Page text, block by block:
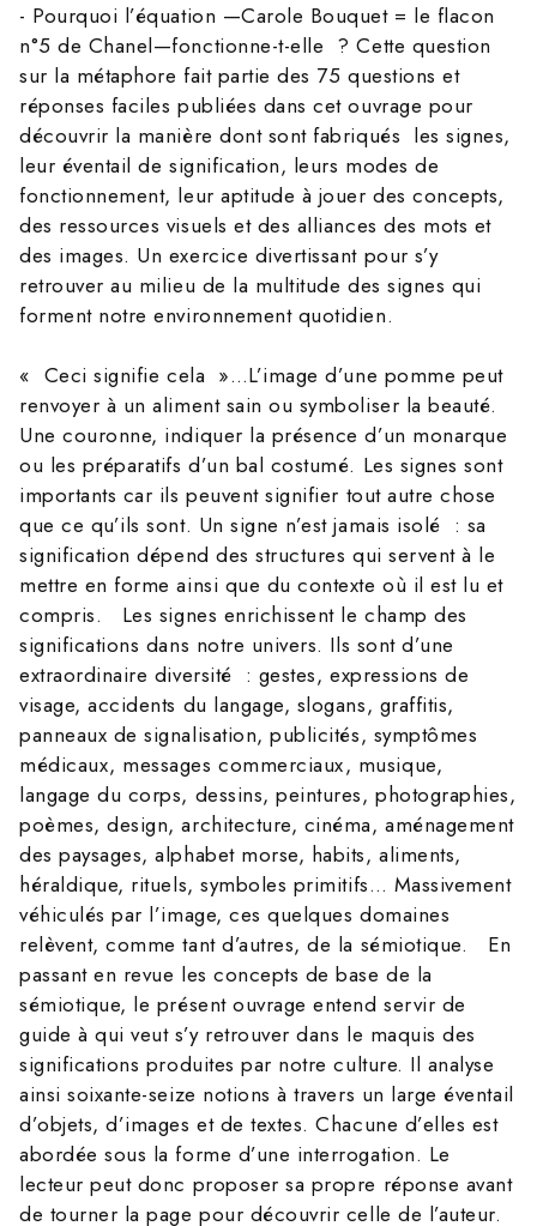
- Pourquoi l’équation —Carole Bouquet = le flacon
n°5 de Chanel—fonctionne-t-elle ? Cette question
sur la métaphore fait partie des 75 questions et
réponses faciles publiées dans cet ouvrage pour
découvrir la manière dont sont fabriqués les signes,
leur éventail de signification, leurs modes de
fonctionnement, leur aptitude à jouer des concepts,
des ressources visuels et des alliances des mots et
des images. Un exercice divertissant pour s’y
retrouver au milieu de la multitude des signes qui
forment notre environnement quotidien.
« Ceci signifie cela »…L’image d’une pomme peut
renvoyer à un aliment sain ou symboliser la beauté.
Une couronne, indiquer la présence d’un monarque
ou les préparatifs d’un bal costumé. Les signes sont
importants car ils peuvent signifier tout autre chose
que ce qu’ils sont. Un signe n’est jamais isolé : sa
signification dépend des structures qui servent à le
mettre en forme ainsi que du contexte où il est lu et
compris. Les signes enrichissent le champ des
significations dans notre univers. Ils sont d’une
extraordinaire diversité : gestes, expressions de
visage, accidents du langage, slogans, graffitis,
panneaux de signalisation, publicités, symptômes
médicaux, messages commerciaux, musique,
langage du corps, dessins, peintures, photographies,
poèmes, design, architecture, cinéma, aménagement
des paysages, alphabet morse, habits, aliments,
héraldique, rituels, symboles primitifs… Massivement
véhiculés par l’image, ces quelques domaines
relèvent, comme tant d’autres, de la sémiotique. En
passant en revue les concepts de base de la
sémiotique, le présent ouvrage entend servir de
guide à qui veut s’y retrouver dans le maquis des
significations produites par notre culture. Il analyse
ainsi soixante-seize notions à travers un large éventail
d’objets, d’images et de textes. Chacune d’elles est
abordée sous la forme d’une interrogation. Le
lecteur peut donc proposer sa propre réponse avant
de tourner la page pour découvrir celle de l’auteur.